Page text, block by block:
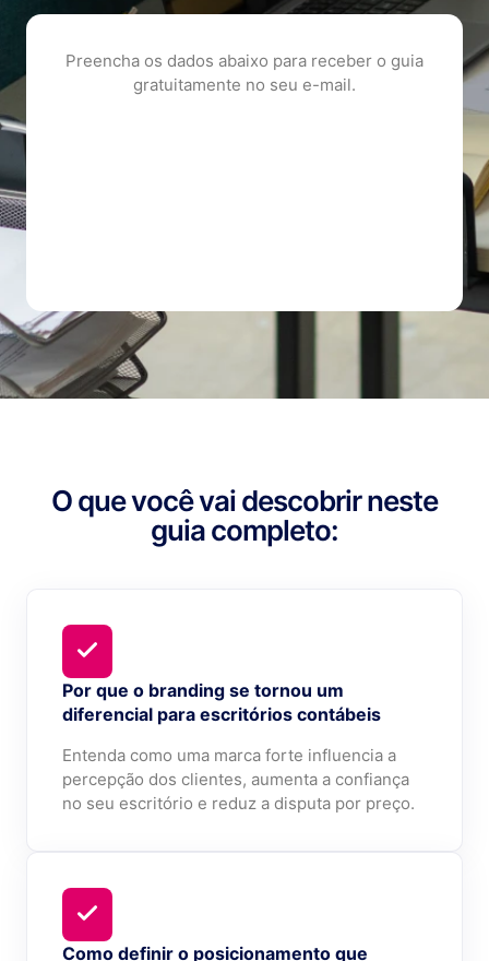
Preencha os dados abaixo para receber o guia
gratuitamente no seu e-mail.
O que você vai descobrir neste
guia completo:
Por que o branding se tornou um
diferencial para escritórios contábeis
Entenda como uma marca forte influencia a
percepção dos clientes, aumenta a confiança
no seu escritório e reduz a disputa por preço.
Como definir o posicionamento que